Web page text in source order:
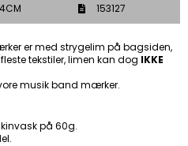
153127
er med strygelim på bagsiden,
tekstiler, limen kan dog IKKE
musik band mærker.
på 60g.